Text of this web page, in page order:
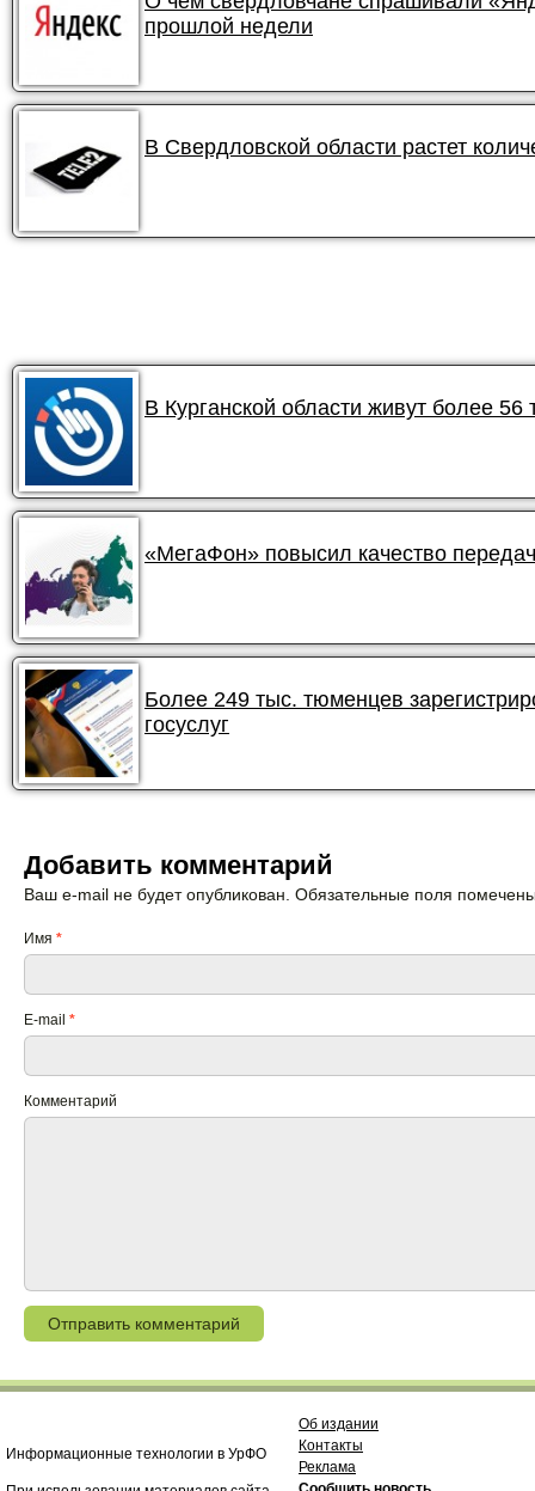
прошлой недели
В Свердловской области растет
В Курганской области живут более
«МегаФон» повысил качество
Более 249 тыс. тюменцев
госуслуг
Добавить комментарий
Ваш e-mail не будет опубликован. Обязательные поля
Имя *
E-mail *
Комментарий
Информационные технологии в УрФО
Об издании
Контакты
Реклама